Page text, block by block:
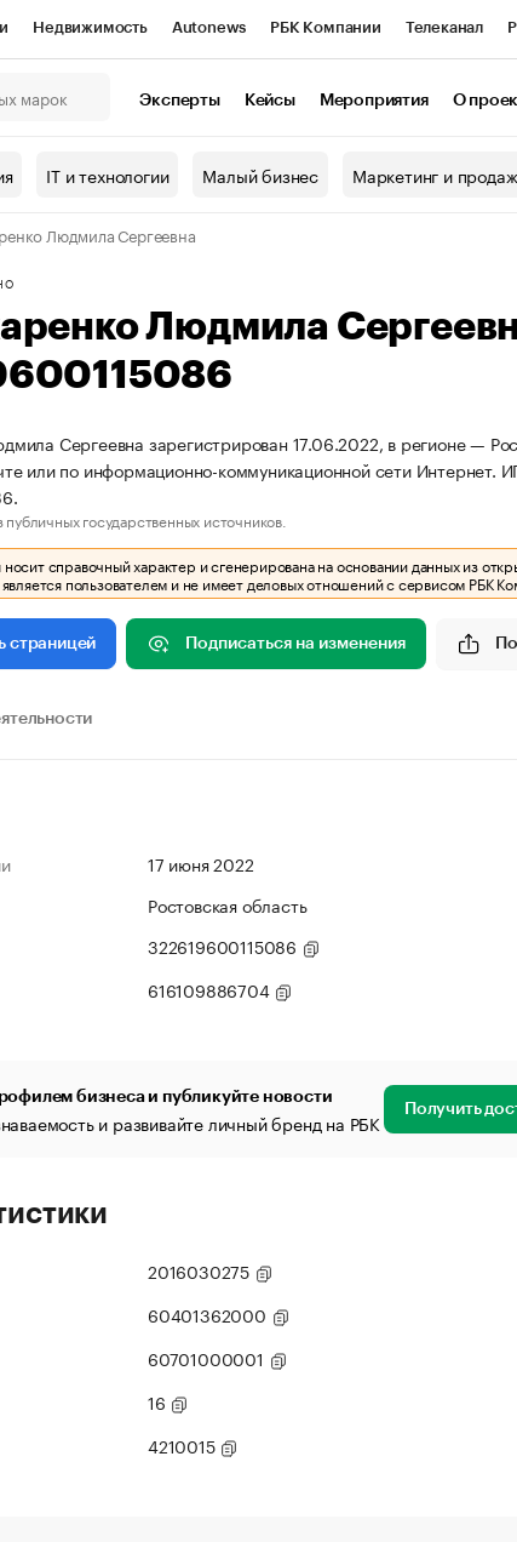
Недвижимость Autonews РБК Компании Телеканал
контрагентов
Эксперты Кейсы Мероприятия О
IT и технологии Малый бизнес Маркетинг и
Людмила Сергеевна
Людмила
Сергеевна зарегистрирован 17.06.2022, в регионе —
или по информационно-коммуникационной сети
государственных источников.
справочный характер и сгенерирована на основании данных из
пользователем и не имеет деловых отношений с сервисом РБК
страницей Подписаться на изменения
17 июня 2022
Ростовская область
322619600115086
616109886704
бизнеса и публикуйте новости
и развивайте личный бренд на РБК Получить
2016030275
60401362000
60701000001
16
4210015